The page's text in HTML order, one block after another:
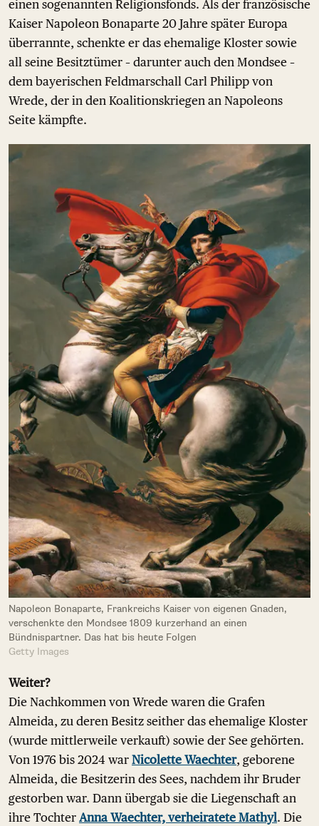
einen sogenannten Religionsfonds. Als der französische
Kaiser Napoleon Bonaparte 20 Jahre später Europa
überrannte, schenkte er das ehemalige Kloster sowie
all seine Besitztümer – darunter auch den Mondsee –
dem bayerischen Feldmarschall Carl Philipp von
Wrede, der in den Koalitionskriegen an Napoleons
Seite kämpfte.
Napoleon Bonaparte, Frankreichs Kaiser von eigenen Gnaden,
verschenkte den Mondsee 1809 kurzerhand an einen
Bündnispartner. Das hat bis heute Folgen
Getty Images
Weiter?
Die Nachkommen von Wrede waren die Grafen
Almeida, zu deren Besitz seither das ehemalige Kloster
(wurde mittlerweile verkauft) sowie der See gehörten.
Von 1976 bis 2024 war Nicolette Waechter, geborene
Almeida, die Besitzerin des Sees, nachdem ihr Bruder
gestorben war. Dann übergab sie die Liegenschaft an
ihre Tochter Anna Waechter, verheiratete Mathyl. Die